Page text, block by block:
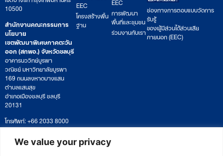
We value your privacy
10500
สำนักงานคณะกรรมการ
นโยบาย
เขตพัฒนาพิเศษภาคตะวัน
ออก (สกพอ.) จังหวัดชลบุรี
อาคารนววิทย์บูรพา
วณิชย์ มหาวิทยาลัยบูรพา
169 ถนนลงหาดบางแสน
ตำบลแสนสุข
อำเภอเมืองชลบุรี ชลบุรี
20131
โทรศัพท์: +66 2033 8000
เวลาทำการ: จันทร์ – ศุกร์
09:00 – 17:00 น.
ติดตามหนังสือหรือยื่นเอกสาร
EEC
โครงสร้างพื้น
ฐาน
การพัฒนา
พื้นที่และชุมชน
ร่วมงานกับเรา
ช่องทางการตอบแบบวัดการ
รับรู้
ของผู้มีส่วนได้ส่วนเสีย
ภายนอก (EEC)